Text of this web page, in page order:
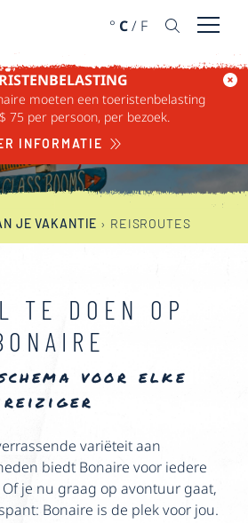
° C/ F Menu
moeten een toeristenbelasting
75 per persoon, per bezoek.
INFORMATIE
JE VAKANTIE › REISROUTES
TE DOEN OP
voor elke
reiziger
variëteit aan
biedt Bonaire voor iedere
je nu graag op avontuur gaat,
Bonaire is de plek voor jou.